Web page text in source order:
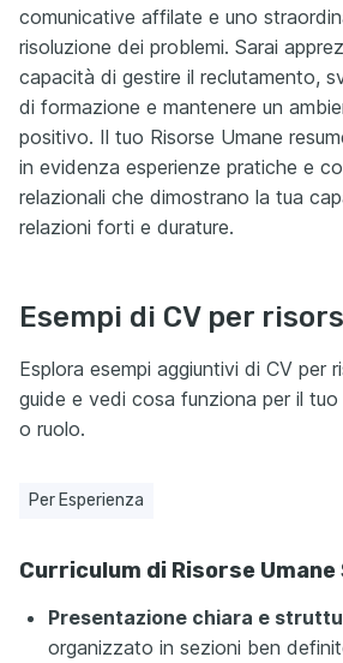
comunicative affilate e uno
risoluzione dei problemi. Sarai
capacità di gestire il reclutamento,
di formazione e mantenere un
positivo. Il tuo Risorse Umane
in evidenza esperienze pratiche e
relazionali che dimostrano la tua
relazioni forti e durature.
Esempi di CV per
Esplora esempi aggiuntivi di CV per
guide e vedi cosa funziona per il
o ruolo.
Per Esperienza
Curriculum di Risorse Umane
Presentazione chiara e
organizzato in sezioni ben